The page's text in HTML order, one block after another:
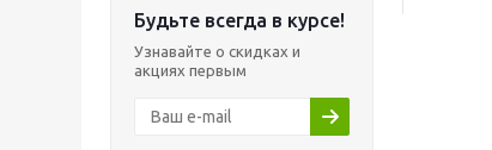
Будьте всегда в курсе!
Узнавайте о скидках и
акциях первым